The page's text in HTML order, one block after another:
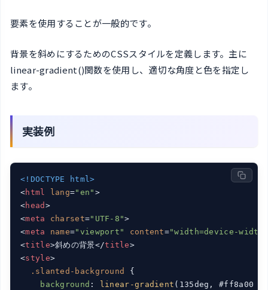
要素を使用することが一般的です。
背景を斜めにするためのCSSスタイルを定義します。主に
linear-gradient()関数を使用し、適切な角度と色を指定し
ます。
実装例
<!DOCTYPE html>
<html lang="en" >
<head >
<meta charset="UTF-8">
<meta name="viewport" content="width=device-
<title>斜めの背景</title>
<style>
.slanted-background
{
background : linear-gradient (135deg, #ff8a00